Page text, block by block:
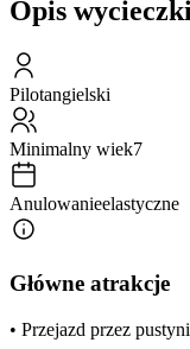
Opis
Pilotangielski
Minimalny wiek7
Anulowanieelastyczne
Główne atrakcje
• Przejazd przez